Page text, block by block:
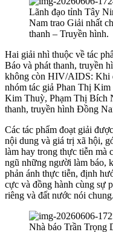
Lãnh đạo tỉnh Tây
Nam trao Giải nhất
thanh – Truyền hình.
Hai giải nhì thuộc về tác
Báo và phát thanh, truyền
không còn HIV/AIDS: Khi
nhóm tác giả Phan Thị
Kim Thuỳ, Phạm Thị Bích
thanh, truyền hình Đồng
Các tác phẩm đoạt giải
nội dung và giá trị xã hội,
làm hay trong thực tiễn mà
ngũ những người làm báo,
phản ánh thực tiễn, định
cực và đồng hành cùng sự
riêng và đất nước nói chung.
Nhà báo Trần Trọng